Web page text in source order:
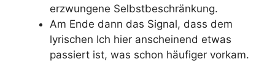
erzwungene Selbstbeschränkung.
Am Ende dann das Signal, dass dem
lyrischen Ich hier anscheinend etwas
passiert ist, was schon häufiger vorkam.